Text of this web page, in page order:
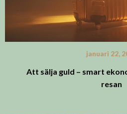
januari 22,
Att sälja guld – smart
resan